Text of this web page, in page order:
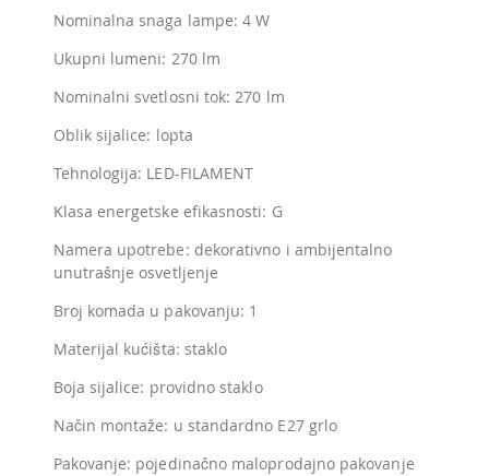
Nominalna snaga lampe: 4 W
Ukupni lumeni: 270 lm
Nominalni svetlosni tok: 270 lm
Oblik sijalice: lopta
Tehnologija: LED-FILAMENT
Klasa energetske efikasnosti: G
Namera upotrebe: dekorativno i ambijentalno
unutrašnje osvetljenje
Broj komada u pakovanju: 1
Materijal kućišta: staklo
Boja sijalice: providno staklo
Način montaže: u standardno E27 grlo
Pakovanje: pojedinačno maloprodajno pakovanje